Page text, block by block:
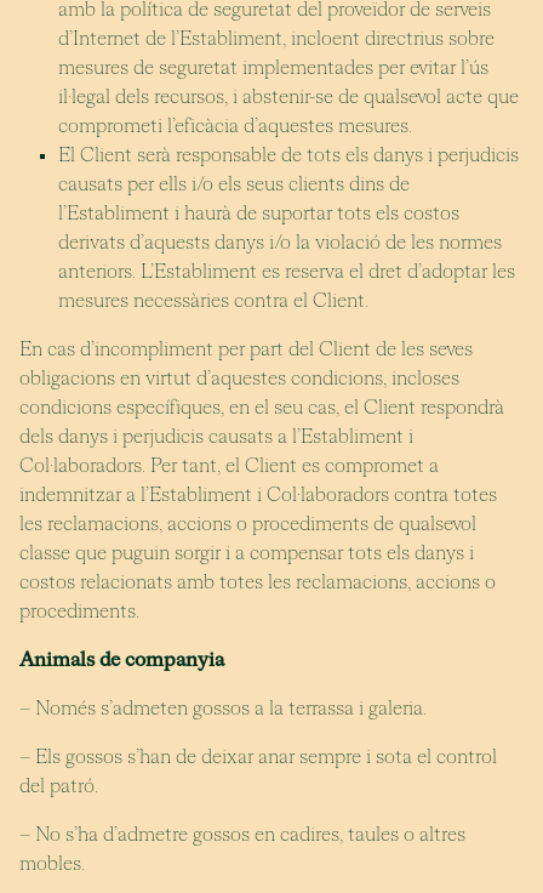
amb la política de seguretat del proveïdor de serveis
d’Internet de l’Establiment, incloent directrius sobre
mesures de seguretat implementades per evitar l’ús
il·legal dels recursos, i abstenir-se de qualsevol acte que
comprometi l’eficàcia d’aquestes mesures.
El Client serà responsable de tots els danys i perjudicis
causats per ells i/o els seus clients dins de
l’Establiment i haurà de suportar tots els costos
derivats d’aquests danys i/o la violació de les normes
anteriors. L’Establiment es reserva el dret d’adoptar les
mesures necessàries contra el Client.
En cas d’incompliment per part del Client de les seves
obligacions en virtut d’aquestes condicions, incloses
condicions específiques, en el seu cas, el Client respondrà
dels danys i perjudicis causats a l’Establiment i
Col·laboradors. Per tant, el Client es compromet a
indemnitzar a l’Establiment i Col·laboradors contra totes
les reclamacions, accions o procediments de qualsevol
classe que puguin sorgir i a compensar tots els danys i
costos relacionats amb totes les reclamacions, accions o
procediments.
Animals de companyia
– Només s’admeten gossos a la terrassa i galeria.
– Els gossos s’han de deixar anar sempre i sota el control
del patró.
– No s’ha d’admetre gossos en cadires, taules o altres
mobles.